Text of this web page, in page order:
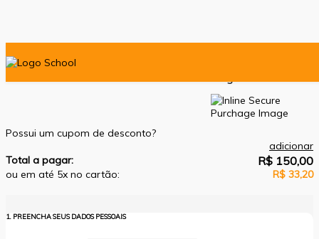
Possui um cupom de desconto?
adicionar
Total a pagar:
R$ 150,00
ou em até 5x no cartão: R$ 33,20
1. PREENCHA SEUS DADOS PESSOAIS